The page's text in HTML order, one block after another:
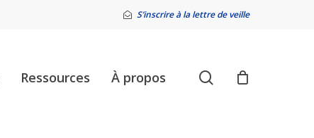
S’inscrire à la lettre de veille
Ressources À propos search